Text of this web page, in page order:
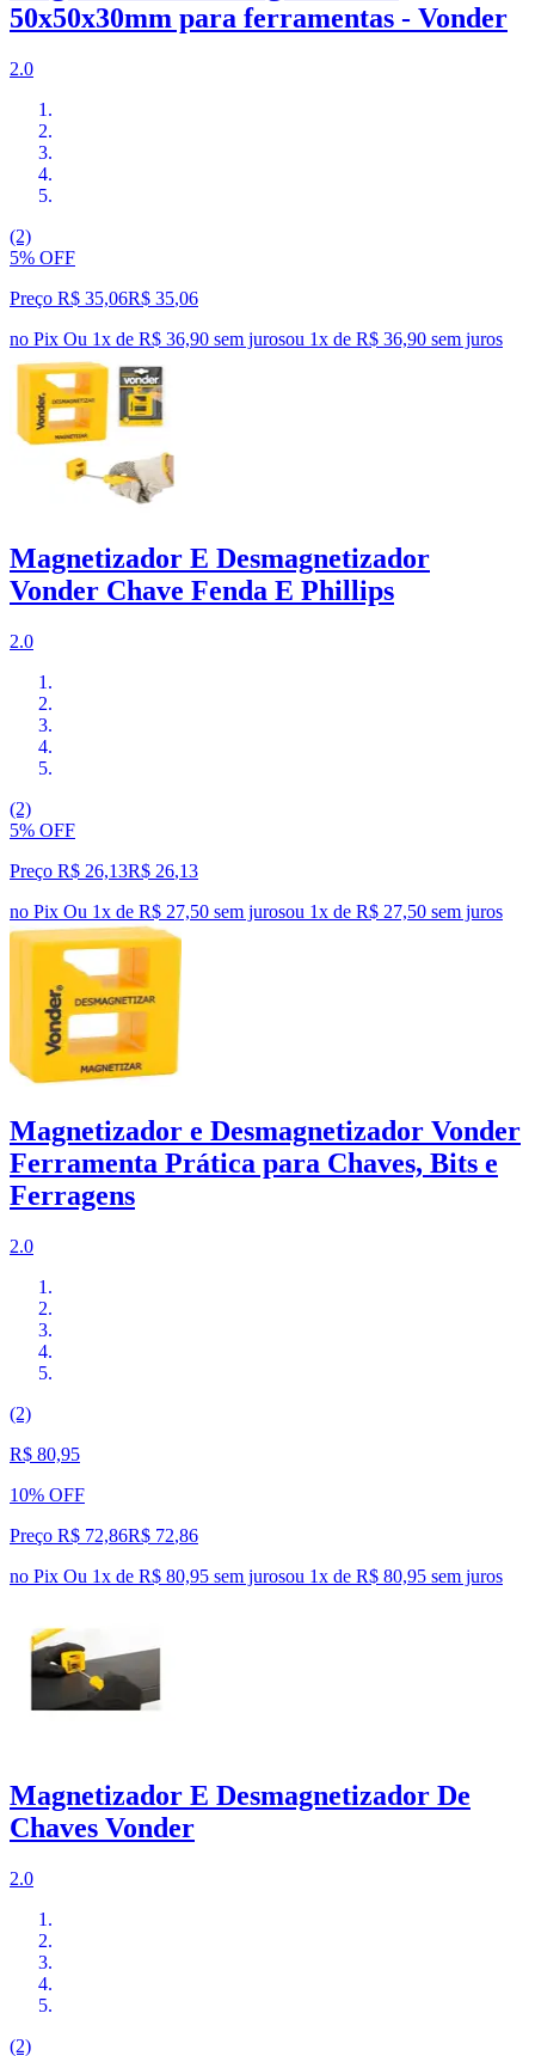
50x50x30mm para ferramentas - Vonder
2.0
(2)
5% OFF
Preço R$ 35,06R$ 35,06
no Pix Ou 1x de R$ 36,90 sem jurosou 1x de R$ 36,90 sem juros
Magnetizador E Desmagnetizador
Vonder Chave Fenda E Phillips
2.0
(2)
5% OFF
Preço R$ 26,13R$ 26,13
no Pix Ou 1x de R$ 27,50 sem jurosou 1x de R$ 27,50 sem juros
Magnetizador e Desmagnetizador Vonder
Ferramenta Prática para Chaves, Bits e
Ferragens
2.0
(2)
R$ 80,95
10% OFF
Preço R$ 72,86R$ 72,86
no Pix Ou 1x de R$ 80,95 sem jurosou 1x de R$ 80,95 sem juros
Magnetizador E Desmagnetizador De
Chaves Vonder
2.0
(2)